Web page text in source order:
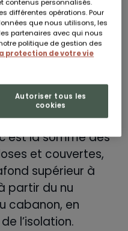
fonction des
donc savoir
en compte. Il y a
concernées :
la somme des
et couvertes,
supérieur à
partir du nu
cabanon, en
l’isolation.
contenus personnalisés.
différentes opérations. Pour
que nous utilisons, les
partenaires avec qui nous
politique de gestion des
protection de votre vie
Autoriser tous les
cookies